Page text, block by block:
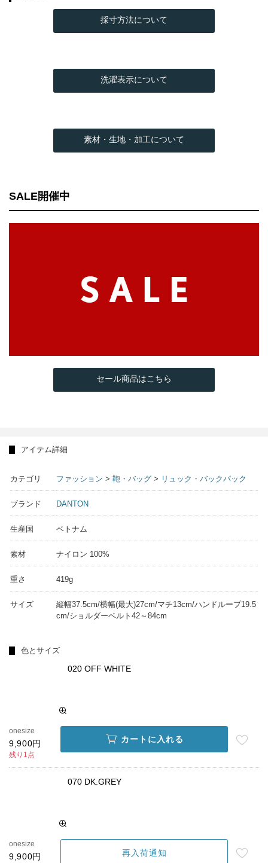
採寸方法について
洗濯表示について
素材・生地・加工について
SALE開催中
セール商品はこちら
アイテム詳細
カテゴリ ファッション > 鞄・バッグ > リュック・バックパック
ブランド DANTON
生産国 ベトナム
素材 ナイロン 100%
重さ 419g
サイズ
縦幅37.5cm/横幅(最大)27cm/マチ13cm/ハンドループ19.5
cm/ショルダーベルト42～84cm
色とサイズ
020 OFF WHITE
onesize
9,900円
残り1点
カートに入れる
070 DK.GREY
onesize
9,900円 再入荷通知